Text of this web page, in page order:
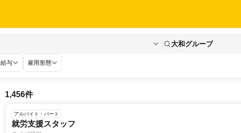
大和グループ
給与 雇用形態
1,456件
アルバイト・パート
就労支援スタッフ